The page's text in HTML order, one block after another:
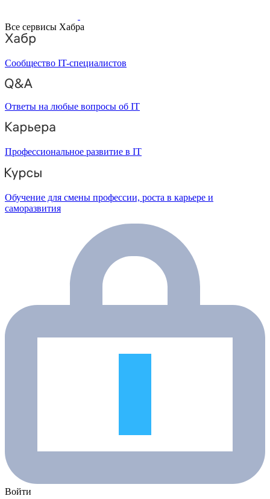
Все сервисы Хабра
Сообщество IT-специалистов
Ответы на любые вопросы об IT
Профессиональное развитие в IT
Обучение для смены профессии, роста в карьере и
саморазвития
Войти